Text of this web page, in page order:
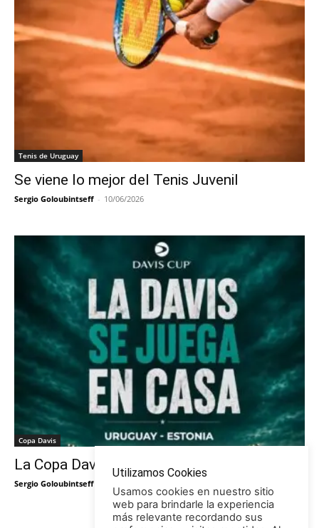
Tenis de Uruguay
Se viene lo mejor del Tenis Juvenil
Sergio Goloubintseff - 10/06/2026
Copa Davis
La Copa Davis vuelve al Círculo
Sergio Goloubintseff
Utilizamos Cookies
Usamos cookies en nuestro sitio
web para brindarle la experiencia
más relevante recordando sus